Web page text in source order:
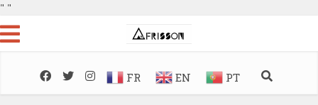
" "
FR EN PT